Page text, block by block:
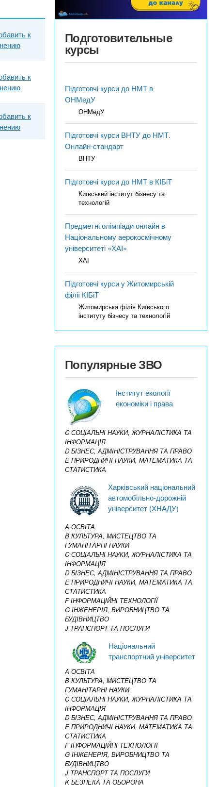
к
к
к
Подготовительные
курсы
Підготовчі курси до НМТ в
ОНМедУ
ОНМедУ
Підготовчі курси ВНТУ до НМТ.
Онлайн-стандарт
ВНТУ
Підготовчі курси до НМТ в КІБіТ
Київський інститут бізнесу та
технологій
Предметні олімпіади онлайн в
Національному аерокосмічному
університеті «ХАІ»
ХАІ
Підготовчі курси у Житомирській
філії КІБіТ
Житомирська філія Київського
інституту бізнесу та технологій
Популярные ЗВО
Інститут екології
економіки і права
C СОЦІАЛЬНІ НАУКИ, ЖУРНАЛІСТИКА ТА
ІНФОРМАЦІЯ
D БІЗНЕС, АДМІНІСТРУВАННЯ ТА ПРАВО
E ПРИРОДНИЧІ НАУКИ, МАТЕМАТИКА ТА
СТАТИСТИКА
Харківський національний
автомобільно-дорожній
університет (ХНАДУ)
A ОСВІТА
B КУЛЬТУРА, МИСТЕЦТВО ТА
ГУМАНІТАРНІ НАУКИ
C СОЦІАЛЬНІ НАУКИ, ЖУРНАЛІСТИКА ТА
ІНФОРМАЦІЯ
D БІЗНЕС, АДМІНІСТРУВАННЯ ТА ПРАВО
E ПРИРОДНИЧІ НАУКИ, МАТЕМАТИКА ТА
СТАТИСТИКА
F ІНФОРМАЦІЙНІ ТЕХНОЛОГІЇ
G ІНЖЕНЕРІЯ, ВИРОБНИЦТВО ТА
БУДІВНИЦТВО
J ТРАНСПОРТ ТА ПОСЛУГИ
Національний
транспортний університет
A ОСВІТА
B КУЛЬТУРА, МИСТЕЦТВО ТА
ГУМАНІТАРНІ НАУКИ
C СОЦІАЛЬНІ НАУКИ, ЖУРНАЛІСТИКА ТА
ІНФОРМАЦІЯ
D БІЗНЕС, АДМІНІСТРУВАННЯ ТА ПРАВО
E ПРИРОДНИЧІ НАУКИ, МАТЕМАТИКА ТА
СТАТИСТИКА
F ІНФОРМАЦІЙНІ ТЕХНОЛОГІЇ
G ІНЖЕНЕРІЯ, ВИРОБНИЦТВО ТА
БУДІВНИЦТВО
J ТРАНСПОРТ ТА ПОСЛУГИ
K БЕЗПЕКА ТА ОБОРОНА